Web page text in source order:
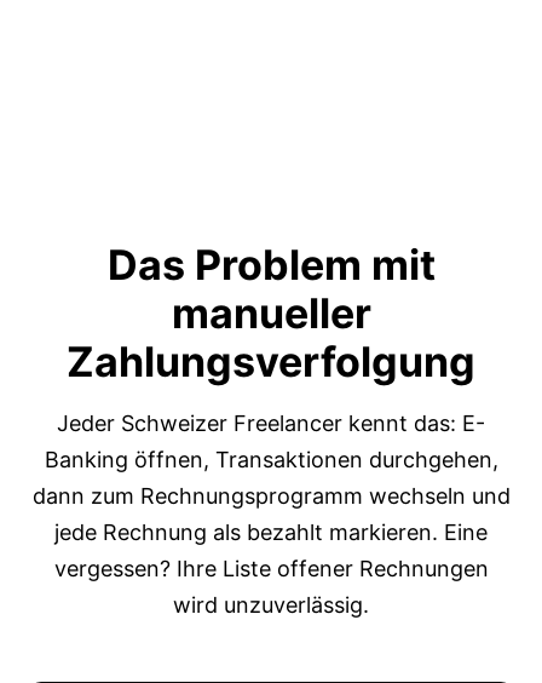
Das Problem mit
manueller
Zahlungsverfolgung
Jeder Schweizer Freelancer kennt das: E-
Banking öffnen, Transaktionen durchgehen,
dann zum Rechnungsprogramm wechseln und
jede Rechnung als bezahlt markieren. Eine
vergessen? Ihre Liste offener Rechnungen
wird unzuverlässig.